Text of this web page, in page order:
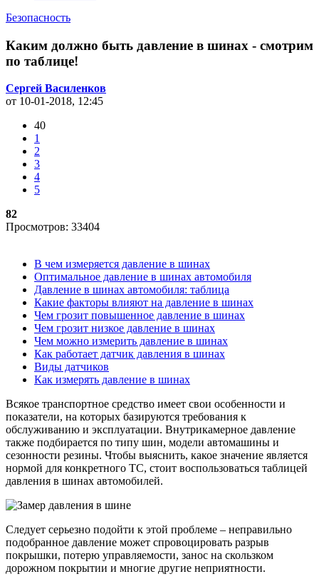
Безопасность
Каким должно быть давление в шинах - смотрим
по таблице!
Сергей Василенков
от 10-01-2018, 12:45
40
1
2
3
4
5
82
Просмотров: 33404
В чем измеряется давление в шинах
Оптимальное давление в шинах автомобиля
Давление в шинах автомобиля: таблица
Какие факторы влияют на давление в шинах
Чем грозит повышенное давление в шинах
Чем грозит низкое давление в шинах
Чем можно измерить давление в шинах
Как работает датчик давления в шинах
Виды датчиков
Как измерять давление в шинах
Всякое транспортное средство имеет свои особенности и
показатели, на которых базируются требования к
обслуживанию и эксплуатации. Внутрикамерное давление
также подбирается по типу шин, модели автомашины и
сезонности резины. Чтобы выяснить, какое значение является
нормой для конкретного ТС, стоит воспользоваться таблицей
давления в шинах автомобилей.
Следует серьезно подойти к этой проблеме – неправильно
подобранное давление может спровоцировать разрыв
покрышки, потерю управляемости, занос на скользком
дорожном покрытии и многие другие неприятности.